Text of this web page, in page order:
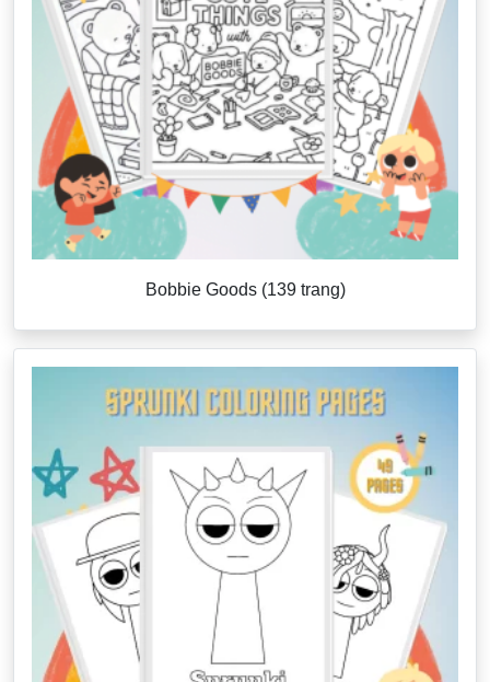
Bobbie Goods (139 trang)